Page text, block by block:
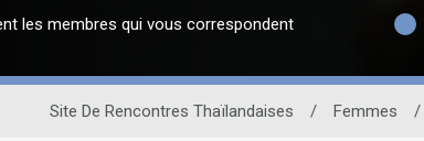
les membres qui vous correspondent
Site De Rencontres Thaïlandaises / Femmes /